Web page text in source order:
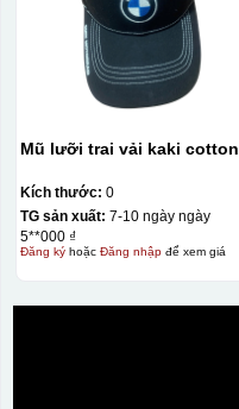
Mũ lưỡi trai vải kaki cotton
Kích thước: 0
TG sản xuất: 7-10 ngày ngày
5**000 ₫
Đăng kýhoặc Đăng nhậpđể xem giá